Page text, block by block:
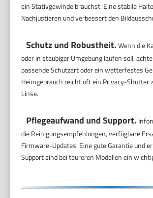
ein Stativgewinde brauchst. Eine stabile
Nachjustieren und verbessert den
Schutz und Robustheit.Wenn die
oder in staubiger Umgebung laufen soll,
passende Schutzart oder ein wetterfestes
Heimgebrauch reicht oft ein Privacy-Shutter
Linse.
Pflegeaufwand und Support.
die Reinigungsempfehlungen, verfügbare
Firmware-Updates. Eine gute Garantie und
Support sind bei teureren Modellen ein